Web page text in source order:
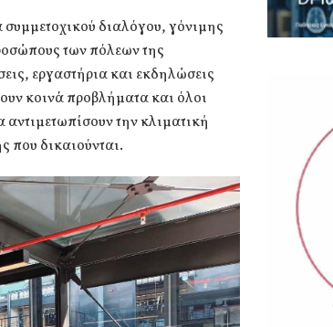
συμμετοχικού διαλόγου, γόνιμης
των πόλεων της
εργαστήρια και εκδηλώσεις
κοινά προβλήματα και όλοι
αντιμετωπίσουν την κλιματική
που δικαιούνται.